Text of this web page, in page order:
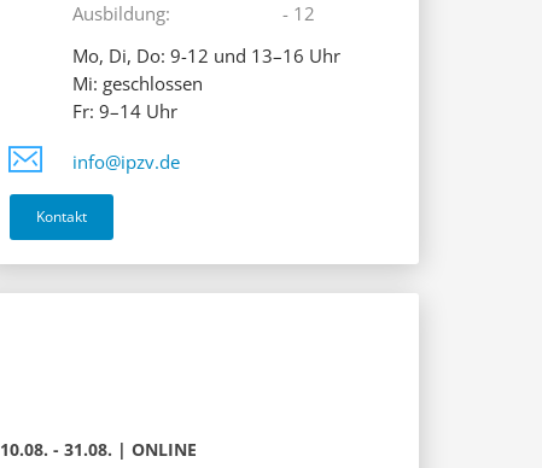
Ausbildung:
- 12
Mo, Di, Do: 9-12 und 13–16 Uhr
Mi: geschlossen
Fr: 9–14 Uhr
info@ipzv.de
Kontakt
10.08. - 31.08. | ONLINE